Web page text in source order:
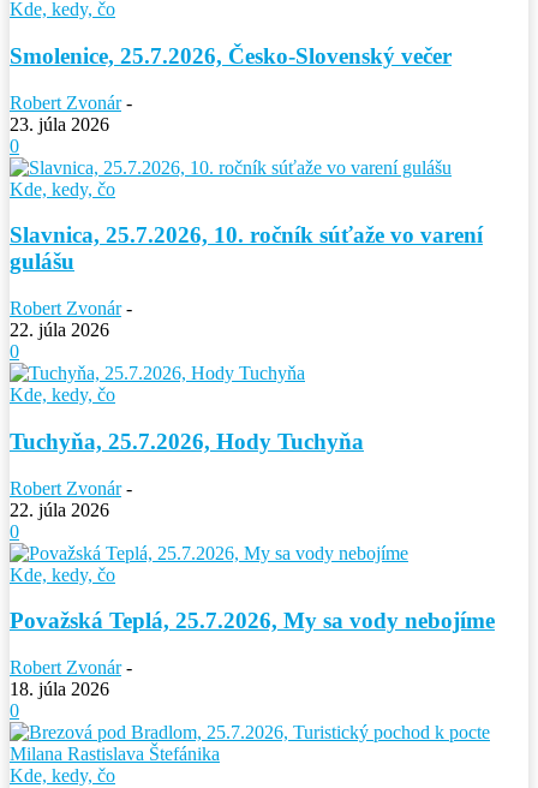
Kde, kedy, čo
Smolenice, 25.7.2026, Česko-Slovenský večer
Robert Zvonár -
23. júla 2026
0
Kde, kedy, čo
Slavnica, 25.7.2026, 10. ročník súťaže vo varení
gulášu
Robert Zvonár -
22. júla 2026
0
Kde, kedy, čo
Tuchyňa, 25.7.2026, Hody Tuchyňa
Robert Zvonár -
22. júla 2026
0
Kde, kedy, čo
Považská Teplá, 25.7.2026, My sa vody nebojíme
Robert Zvonár -
18. júla 2026
0
Kde, kedy, čo